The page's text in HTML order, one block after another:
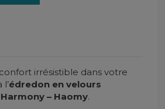
irrésistible dans votre
édredon en velours
– Haomy.